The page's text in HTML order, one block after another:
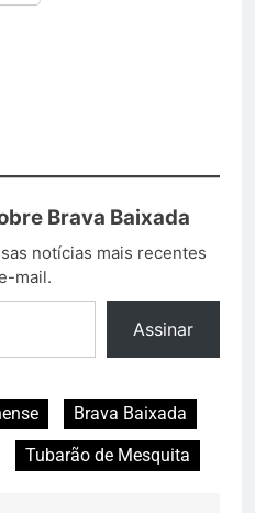
Brava Baixada
notícias mais recentes
mail.
Assinar
Brava Baixada
Tubarão de Mesquita